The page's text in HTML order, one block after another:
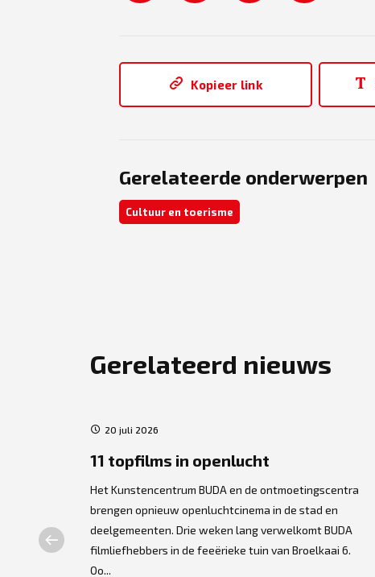
Kopieer link
Gerelateerde onderwerpen
Cultuur en toerisme
Gerelateerd nieuws
De
20 juli 2026
11 topfilms in openlucht
Het Kunstencentrum BUDA en de ontmoetingscentra
brengen opnieuw openluchtcinema in de stad en
deelgemeenten. Drie weken lang verwelkomt BUDA
filmliefhebbers in de feeërieke tuin van Broelkaai 6.
Oo...